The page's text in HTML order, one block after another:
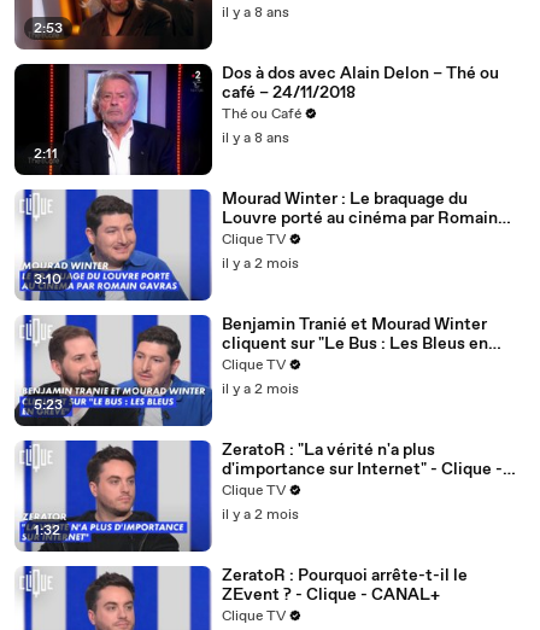
2:53
il y a 8 ans
2:11
Dos à dos avec Alain Delon – Thé ou
café – 24/11/2018
Thé ou Café
il y a 8 ans
3:10
Mourad Winter : Le braquage du
Louvre porté au cinéma par Romain
Gavras - Clique - CANAL+
Clique TV
il y a 2 mois
5:23
Benjamin Tranié et Mourad Winter
cliquent sur "Le Bus : Les Bleus en
grève" - Clique - CANAL+
Clique TV
il y a 2 mois
1:32
ZeratoR : "La vérité n'a plus
d'importance sur Internet" - Clique -
CANAL+
Clique TV
il y a 2 mois
ZeratoR : Pourquoi arrête-t-il le
ZEvent ? - Clique - CANAL+
Clique TV